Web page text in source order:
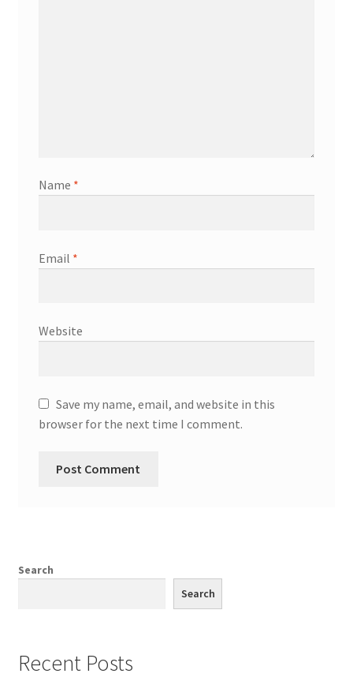
Name *
Email *
Website
Save my name, email, and website in this
browser for the next time I comment.
Search
Search
Recent Posts